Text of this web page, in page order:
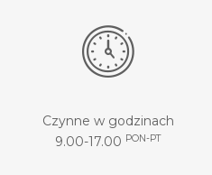
Czynne w godzinach
9.00-17.00 PON-PT